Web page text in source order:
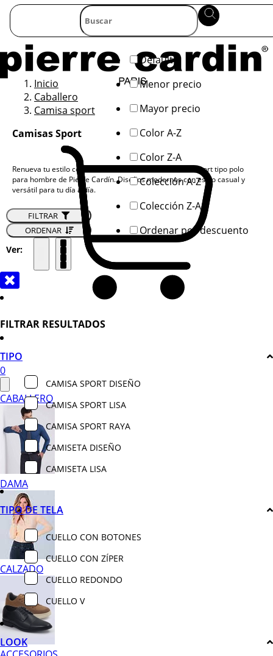
0
CABALLERO
DAMA
CALZADO
Inicio
Caballero
Camisa sport
Camisas Sport
Renueva tu estilo con nuestra colección de camisetas Sport tipo polo
para hombre de Pierre Cardín. Diseños modernos con estilo casual y
versátil para tu día a día.
FILTRAR
ORDENAR
Ver:
FILTRAR RESULTADOS
TIPO
CAMISA SPORT DISEÑO
CAMISA SPORT LISA
CAMISA SPORT RAYA
CAMISETA DISEÑO
CAMISETA LISA
TIPO DE TELA
CUELLO CON BOTONES
CUELLO CON ZÍPER
CUELLO REDONDO
CUELLO V
LOOK
Default
Menor precio
Mayor precio
Color A-Z
Color Z-A
Colección A-Z
Colección Z-A
Ordenar por descuento